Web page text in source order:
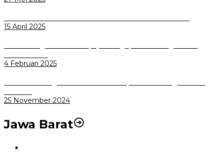
15 April 2025
4 Februari 2025
25 November 2024
Jawa Barat